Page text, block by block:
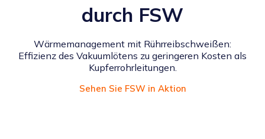
durch FSW
Wärmemanagement mit Rührreibschweißen:
Effizienz des Vakuumlötens zu geringeren Kosten als
Kupferrohrleitungen.
Sehen Sie FSW in Aktion